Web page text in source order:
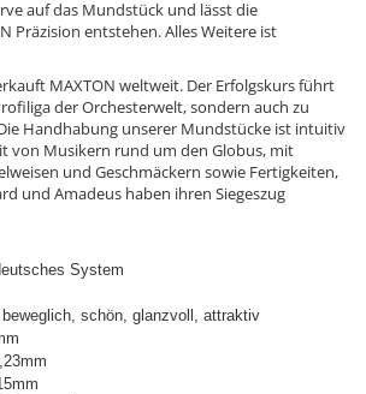
auf das Mundstück und lässt die
Präzision entstehen. Alles Weitere ist
MAXTON weltweit. Der Erfolgskurs führt
der Orchesterwelt, sondern auch zu
Handhabung unserer Mundstücke ist intuitiv
von Musikern rund um den Globus, mit
und Geschmäckern sowie Fertigkeiten,
und Amadeus haben ihren Siegeszug
System
schön, glanzvoll, attraktiv